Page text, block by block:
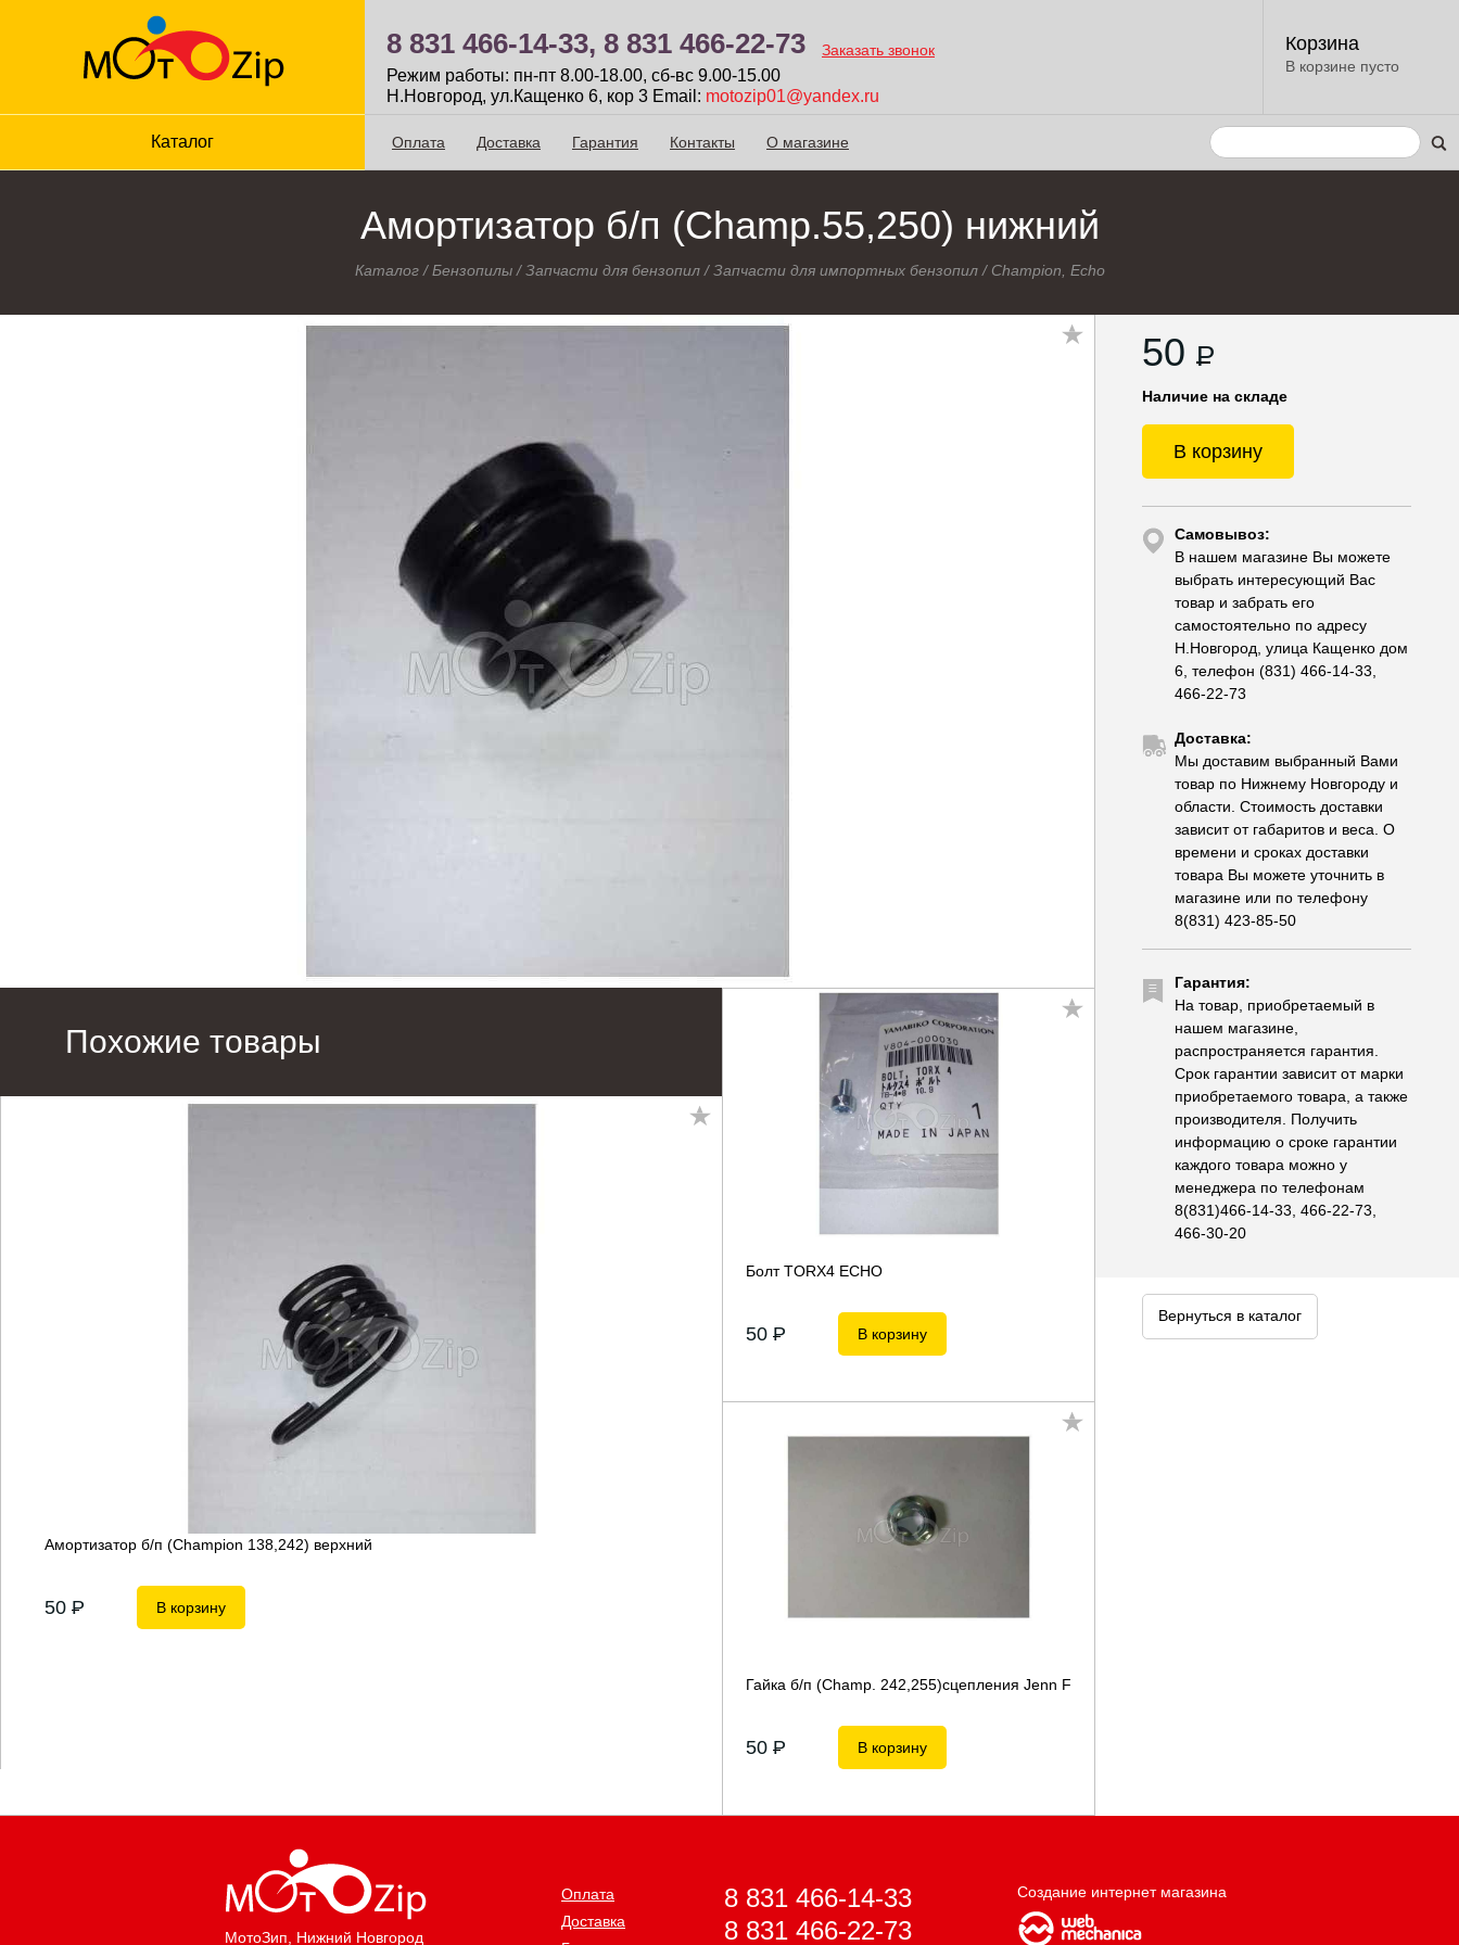
8 831 466-14-33, 8 831 466-22-73 Заказать звонок
Режим работы: пн-пт 8.00-18.00, сб-вc 9.00-15.00
Н.Новгород, ул.Кащенко 6, кор 3 Email: motozip01@yandex.ru
Корзина
В корзине пусто
Каталог Оплата Доставка Гарантия Контакты О магазине
Амортизатор б/п (Champ.55,250) нижний
Каталог/Бензопилы/Запчасти для бензопил/Запчасти для импортных бензопил/ Champion, Echo
50 P
Наличие на складе
В корзину
Самовывоз:
В нашем магазине Вы можете
выбрать интересующий Вас
товар и забрать его
самостоятельно по адресу
Н.Новгород, улица Кащенко дом
6, телефон (831) 466-14-33,
466-22-73
Доставка:
Мы доставим выбранный Вами
товар по Нижнему Новгороду и
области. Стоимость доставки
зависит от габаритов и веса. О
времени и сроках доставки
товара Вы можете уточнить в
магазине или по телефону
8(831) 423-85-50
Гарантия:
На товар, приобретаемый в
нашем магазине,
распространяется гарантия.
Срок гарантии зависит от марки
приобретаемого товара, а также
производителя. Получить
информацию о сроке гарантии
каждого товара можно у
менеджера по телефонам
8(831)466-14-33, 466-22-73,
466-30-20
Вернуться в каталог
Похожие товары
Амортизатор б/п (Champion 138,242) верхний
50 P В корзину
Болт TORX4 ECHO
50 P В корзину
Гайка б/п (Champ. 242,255)сцепления Jenn F
50 P В корзину
МотоЗип , Нижний Новгород
Оплата
Доставка
8 831 466-14-33
8 831 466-22-73
Создание интернет магазина